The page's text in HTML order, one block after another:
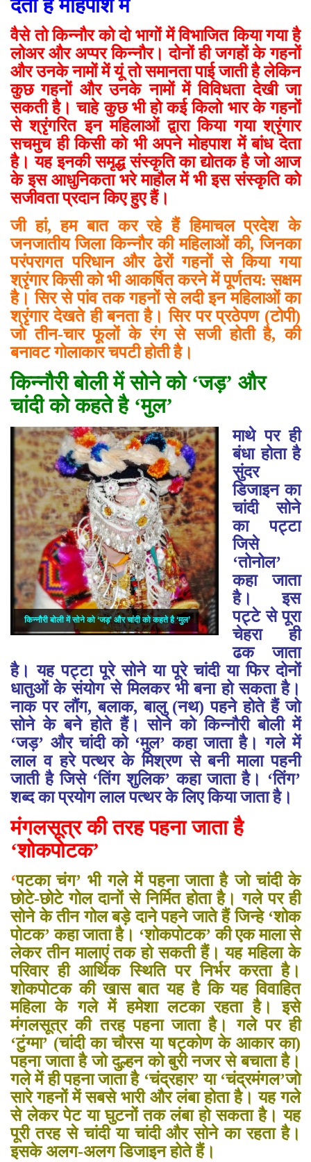
देता है मोहपाश में
वैसे तो किन्नौर को दो भागों में विभाजित किया गया है
लोअर और अप्पर किन्नौर। दोनों ही जगहों के गहनों
और उनके नामों में यूं तो समानता पाई जाती है लेकिन
कुछ गहनों और उनके नामों में विविधता देखी जा
सकती है। चाहे कुछ भी हो कई किलो भार के गहनों
से श्रृंगरित इन महिलाओं द्वारा किया गया श्रृंगार
सचमुच ही किसी को भी अपने मोहपाश में बांध देता
है। यह इनकी समृद्ध संस्कृति का द्योतक है जो आज
के इस आधुनिकता भरे माहौल में भी इस संस्कृति को
सजीवता प्रदान किए हुए हैं।
जी हां, हम बात कर रहे हैं हिमाचल प्रदेश के
जनजातीय जिला किन्नौर की महिलाओं की, जिनका
परंपरागत परिधान और ढेरों गहनों से किया गया
श्रृंगार किसी को भी आकर्षित करने में पूर्णतय: सक्षम
है। सिर से पांव तक गहनों से लदी इन महिलाओं का
श्रृंगार देखते ही बनता है। सिर पर प्रठेपण (टोपी)
जो तीन-चार फूलों के रंग से सजी होती है, की
बनावट गोलाकार चपटी होती है।
किन्नौरी बोली में सोने को ‘जड़’ और
चांदी को कहते है ‘मुल’
किन्नौरी बोली में सोने को ‘जड़’ और चांदी को कहते है ‘मुल’
माथे पर ही
बंधा होता है
सुंदर
डिजाइन का
चांदी सोने
का पट्टा
जिसे
‘तोनोल’
कहा जाता
है। इस
पट्टे से पूरा
चेहरा ही
ढक जाता
है। यह पट्टा पूरे सोने या पूरे चांदी या फिर दोनों
धातुओं के संयोग से मिलकर भी बना हो सकता है।
नाक पर लौंग, बलाक, बालु (नथ) पहने होते हैं जो
सोने के बने होते हैं। सोने को किन्नौरी बोली में
‘जड़’ और चांदी को ‘मुल’ कहा जाता है। गले में
लाल व हरे पत्थर के मिश्रण से बनी माला पहनी
जाती है जिसे ‘तिंग शुलिक’ कहा जाता है। ‘तिंग’
शब्द का प्रयोग लाल पत्थर के लिए किया जाता है।
मंगलसूत्र की तरह पहना जाता है
‘शोकपोटक’
‘पटका चंग’ भी गले में पहना जाता है जो चांदी के
छोटे-छोटे गोल दानों से निर्मित होता है। गले पर ही
सोने के तीन गोल बड़े दाने पहने जाते हैं जिन्हे ‘शोक
पोटक’ कहा जाता है। ‘शोकपोटक’ की एक माला से
लेकर तीन मालाएं तक हो सकती हैं। यह महिला के
परिवार ही आर्थिक स्थिति पर निर्भर करता है।
शोकपोटक की खास बात यह है कि यह विवाहित
महिला के गले में हमेशा लटका रहता है। इसे
मंगलसूत्र की तरह पहना जाता है। गले पर ही
‘टुंग्मा’ (चांदी का चौरस या षट्कोण के आकार का)
पहना जाता है जो दुल्हन को बुरी नजर से बचाता है।
गले में ही पहना जाता है ‘चंद्रहार’ या ‘चंद्रमंगल’जो
सारे गहनों में सबसे भारी और लंबा होता है। यह गले
से लेकर पेट या घुटनों तक लंबा हो सकता है। यह
पूरी तरह से चांदी या चांदी और सोने का रहता है।
इसके अलग-अलग डिजाइन होते हैं।